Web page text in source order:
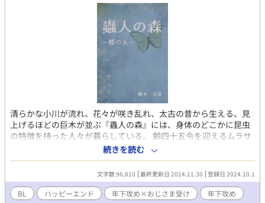
清らかな小川が流れ、花々が咲き乱れ、太古の昔から生える、見
上げるほどの巨木が並ぶ『蟲人の森』には、身体のどこかに昆虫
の特徴を持った人々が暮らしている。 齢四十五令を迎えるムラサ
キは、かつて、この森で一番美しく力強い『蝶の王』と讃えられ
ていた雄の蝶だった。しかし、歳を重ねて色鮮やかな翅は破れ、
美貌には年齢の翳りが差し込み、遂には冬眠の為の居場所を喪っ
て死を待つばかりとなる。 そんなムラサキを捕らえたのは、桃色
の派手な髪と青い眼を持つ外来種の若い雄蜘蛛。毒を持つ蜘蛛
続きを読む
文字数 96,810 最終更新日 2024.11.30 登録日 2024.10.1
BL ハッピーエンド 年下攻め×おじさま受け
年下攻め